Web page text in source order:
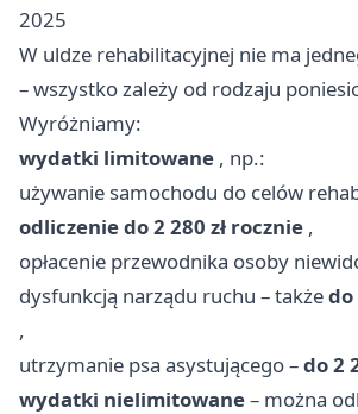
2025
W uldze rehabilitacyjnej nie ma
– wszystko zależy od rodzaju
Wyróżniamy:
wydatki limitowane , np.:
używanie samochodu do celów
odliczenie do 2 280 zł rocznie ,
opłacenie przewodnika osoby
dysfunkcją narządu ruchu – takżedo
,
utrzymanie psa asystującego –do 2
wydatki nielimitowane– można